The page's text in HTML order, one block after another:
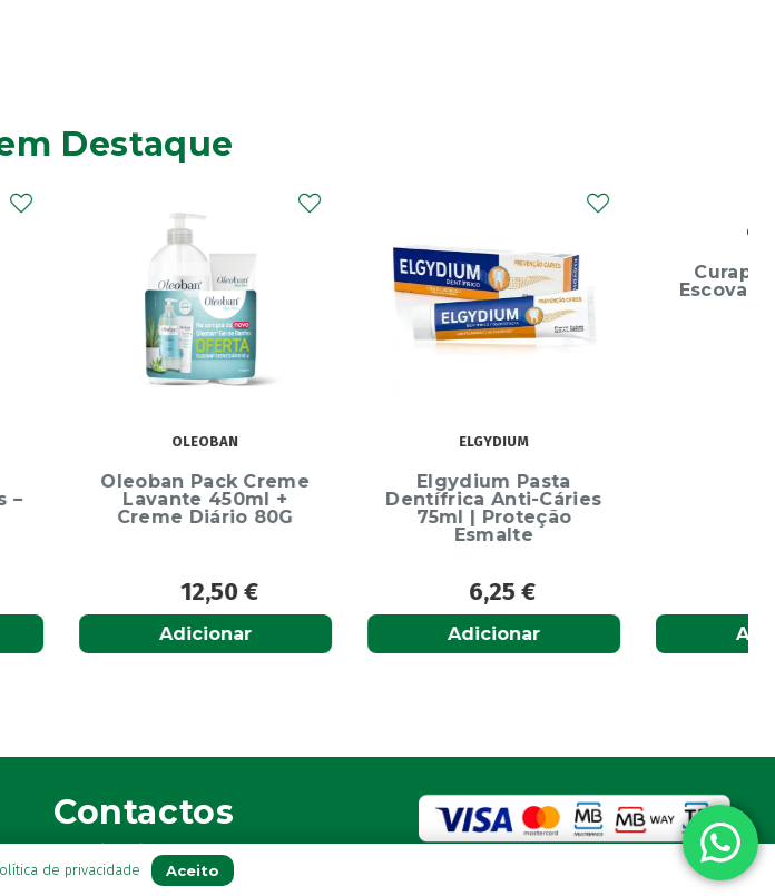
Destaque
Pack Creme
450ml +
Elgydium Pasta
Dentífrica Anti-Cáries
75ml | Proteção
Curaprox Surgical
Escova Dentes Mega
Contactos
(+351) 296 282 037
Chamada para a rede fixa nacional
de privacidade Aceito